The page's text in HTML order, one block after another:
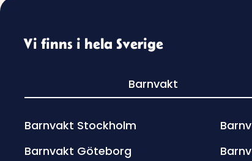
Vi finns i hela Sverige
Barnvakt
Barnvakt Stockholm
Barnvakt Göteborg